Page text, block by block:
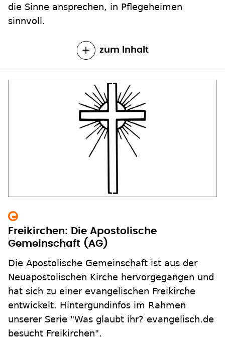
zum Inhalt
Freikirchen: Die Apostolische
Die Apostolische Gemeinschaft ist aus der
Neuapostolischen Kirche hervorgegangen und
hat sich zu einer evangelischen Freikirche
entwickelt. Hintergundinfos im Rahmen
unserer Serie "Was glaubt ihr? evangelisch.de
besucht Freikirchen".
zum Inhalt